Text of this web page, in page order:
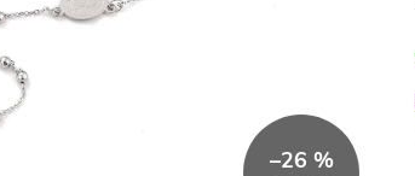
–26 %